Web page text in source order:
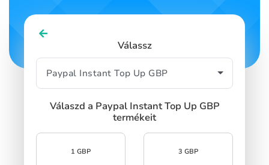
Válassz
Válaszd a Paypal Instant Top Up GBP
termékeit
1 GBP 3 GBP